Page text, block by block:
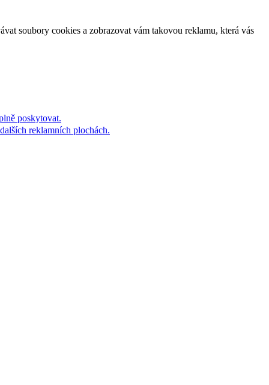
soubory cookies a zobrazovat vám takovou reklamu, která vás
poskytovat.
reklamních plochách.